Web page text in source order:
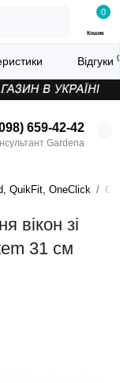
659-42-42
Gardena
0
Кошик
QuikFit, OneClick
вікон зі
31 см
Відгуки